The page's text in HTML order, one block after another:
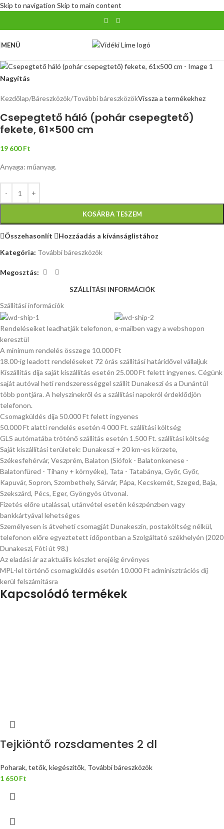
Skip to navigation Skip to main content
MENÜ
Nagyítás
Kezdőlap/Báreszközök/További báreszközökVissza a termékekhez
Csepegtető háló (pohár csepegtető)
fekete, 61×500 cm
19 600Ft
Anyaga: műanyag.
KOSÁRBA TESZEM
Összehasonlít
Hozzáadás a kívánságlistához
Kategória: További báreszközök
Megosztás:
SZÁLLÍTÁSI INFORMÁCIÓK
Szállítási információk
Rendeléseiket leadhatják telefonon, e-mailben vagy a webshopon
keresztül
A minimum rendelés összege 10.000 Ft
18.00-ig leadott rendeléseket 72 órás szállítási határidővel vállaljuk
Kiszállítás díja saját kiszállítás esetén 25.000 Ft felett ingyenes. Cégünk
saját autóval heti rendszerességgel szállít Dunakeszi és a Dunántúl
több pontjára. A helyszínekről és a szállítási napokról érdeklődjön
telefonon.
Csomagküldés díja 50.000 Ft felett ingyenes
50.000 Ft alatti rendelés esetén 4 000 Ft. szállítási költség
GLS autómatába tröténő szállítás esetén 1.500 Ft. szállítási költség
Saját kiszállítási területek: Dunakeszi + 20 km-es körzete,
Székesfehérvár, Veszprém, Balaton (Siófok - Balatonkenese -
Balatonfüred - Tihany + környéke), Tata - Tatabánya, Győr, Győr,
Kapuvár, Sopron, Szombethely, Sárvár, Pápa, Kecskemét, Szeged, Baja,
Szekszárd, Pécs, Eger, Gyöngyös útvonal.
Fizetés előre utalással, utánvétel esetén készpénzben vagy
bankkártyával lehetséges
Személyesen is átveheti csomagját Dunakeszin, postaköltség nélkül,
telefonon előre egyeztetett időpontban a Szolgáltató székhelyén (2020
Dunakeszi, Fóti út 98.)
Az eladási ár az aktuális készlet erejéig érvényes
MPL-lel történő csomagküldés esetén 10.000 Ft adminisztrációs díj
kerül felszámításra
Kapcsolódó termékek
Tejkiöntő rozsdamentes 2 dl
Poharak, tetők, kiegészítők, További báreszközök
1 650Ft